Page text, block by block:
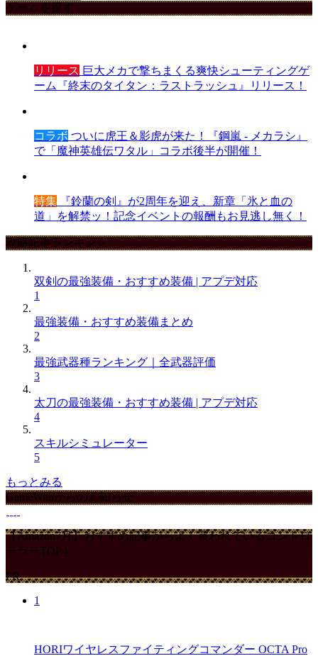
ゲームを探す
リリース 巨大メカで撃ちまくる爽快シューティングゲ
ーム『終末のタイタン：ラストラッシュ』リリース！
コラボ ついに虎王＆影虎が来た！『鋼嵐 - メカラシ』
で「魔神英雄伝ワタル」コラボ後半が開催！
特集 『鈴蘭の剣』が2周年を迎え、新章「氷と血の
道」を解禁ッ！記念イベントの報酬もお見逃し無く！
攻略記事ランキング
双剣の最強装備・おすすめ装備 | アプデ対応
1
最強装備・おすすめ装備まとめ
2
最強武器種ランキング｜全武器評価
3
太刀の最強装備・おすすめ装備 | アプデ対応
4
スキルシミュレーター
5
もっとみる
GameWithからのお知らせ
【Amazon7月】おすすめ記事からよく買われているコントロ
ーラーTOP4
PR
1
HORIワイヤレスファイティングコマンダー OCTA Pro